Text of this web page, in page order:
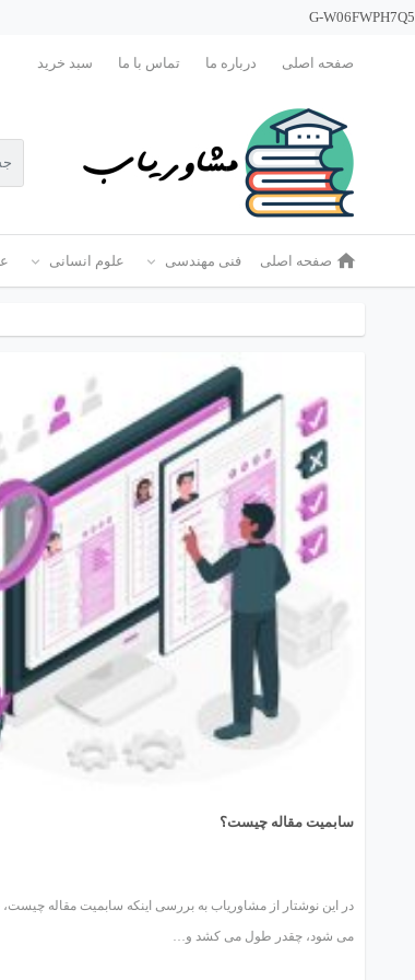
G-W06FWPH7Q5
صفحه اصلی درباره ما تماس با ما سبد خرید
صفحه اصلی فنی مهندسی علوم انسانی
سابمیت مقاله چیست؟
در این نوشتار از مشاوریاب به بررسی اینکه سابمیت مقاله چیست،
می شود، چقدر طول می کشد و…